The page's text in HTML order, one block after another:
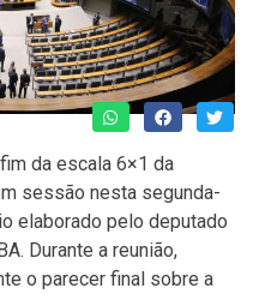
da escala 6×1 da
sessão nesta segunda-
elaborado pelo deputado
Durante a reunião,
o parecer final sobre a